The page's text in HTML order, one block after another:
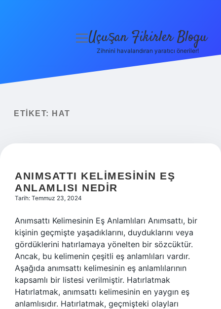
Yasal Uyarı
menüyü
Uçuşan Fikirler Blogu
Zihnini havalandıran yaratıcı öneriler!
ETIKET: HAT
ANIMSATTI KELIMESININ EŞ
ANLAMLISI NEDIR
Tarih: Temmuz 23, 2024
Anımsattı Kelimesinin Eş Anlamlıları Anımsattı, bir
kişinin geçmişte yaşadıklarını, duyduklarını veya
gördüklerini hatırlamaya yönelten bir sözcüktür.
Ancak, bu kelimenin çeşitli eş anlamlıları vardır.
Aşağıda anımsattı kelimesinin eş anlamlılarının
kapsamlı bir listesi verilmiştir. Hatırlatmak
Hatırlatmak, anımsattı kelimesinin en yaygın eş
anlamlısıdır. Hatırlatmak, geçmişteki olayları